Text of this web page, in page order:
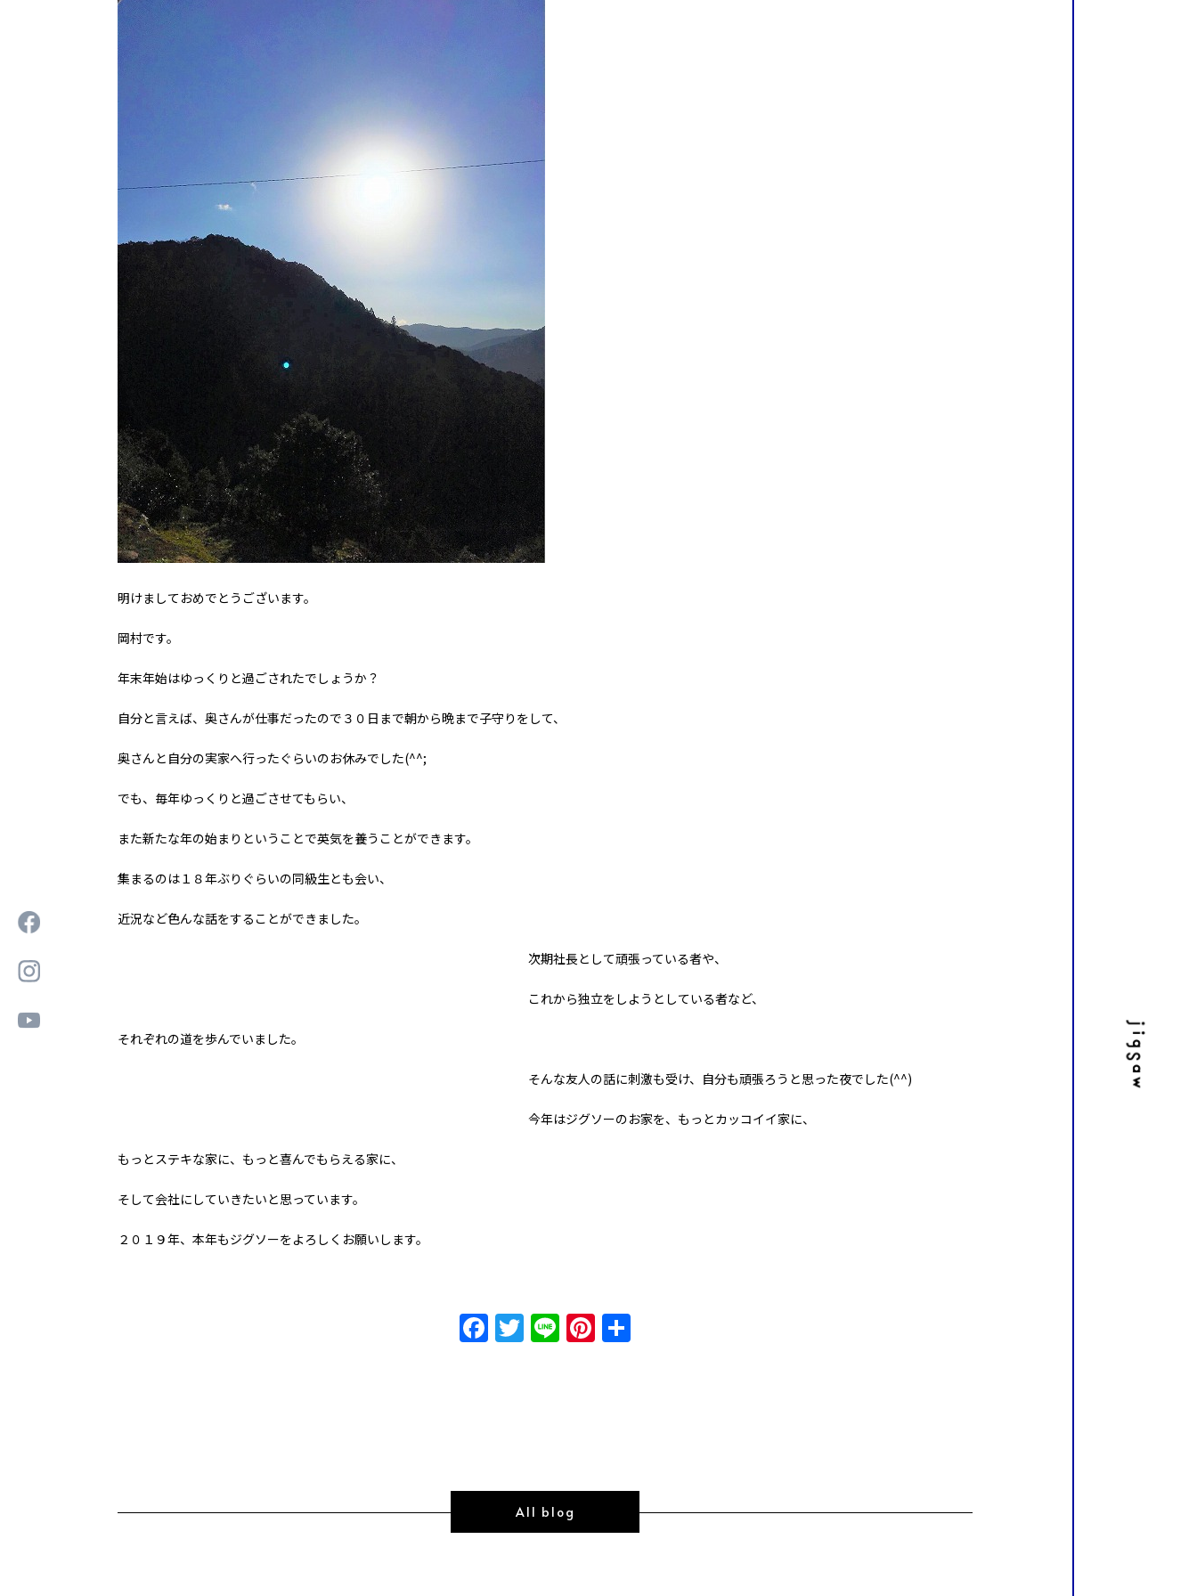
明けましておめでとうございます。
岡村です。
年末年始はゆっくりと過ごされたでしょうか？
自分と言えば、奥さんが仕事だったので３０日まで朝から晩まで子守りをして、
奥さんと自分の実家へ行ったぐらいのお休みでした(^^;
でも、毎年ゆっくりと過ごさせてもらい、
また新たな年の始まりということで英気を養うことができます。
集まるのは１８年ぶりぐらいの同級生とも会い、
近況など色んな話をすることができました。
次期社長として頑張っている者や、
これから独立をしようとしている者など、
それぞれの道を歩んでいました。
そんな友人の話に刺激も受け、自分も頑張ろうと思った夜でした(^^)
今年はジグソーのお家を、もっとカッコイイ家に、
もっとステキな家に、もっと喜んでもらえる家に、
そして会社にしていきたいと思っています。
２０１９年、本年もジグソーをよろしくお願いします。
Facebook
Twitter
LinePinterest
All blog